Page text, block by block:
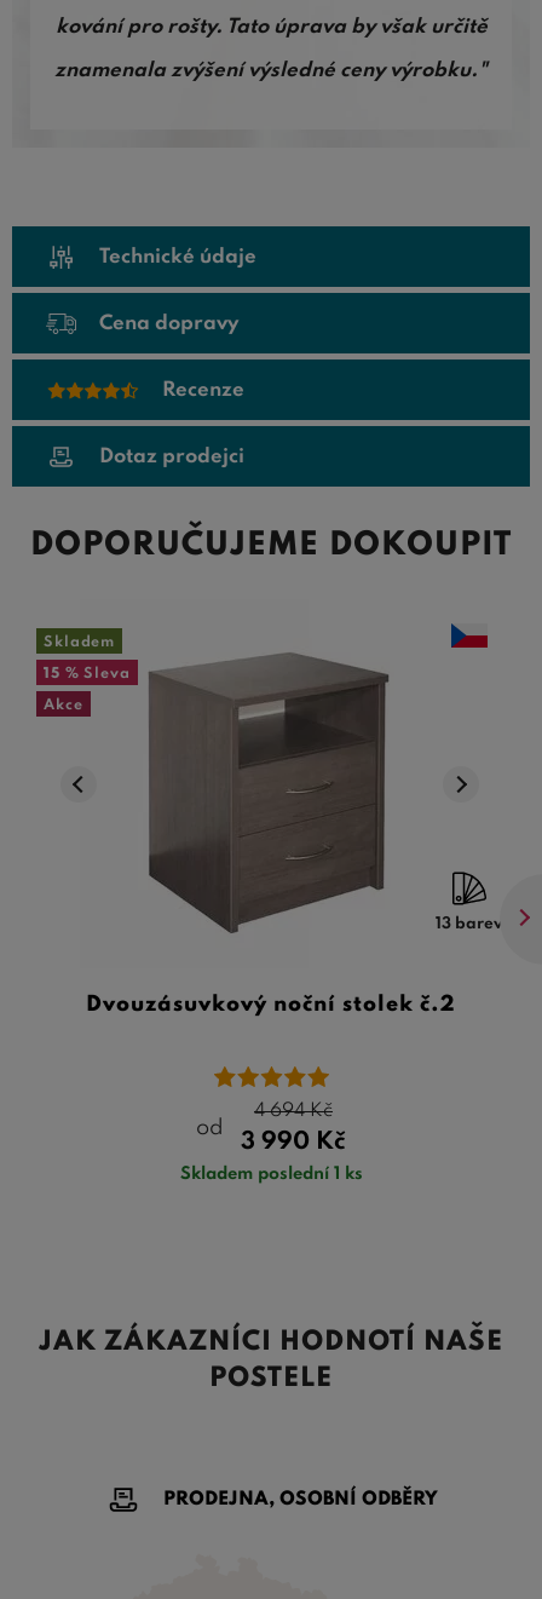
kování pro rošty. Tato úprava by však určitě
znamenala zvýšení výsledné ceny výrobku."
Technické údaje
Cena dopravy
Recenze
Dotaz prodejci
DOPORUČUJEME DOKOUPIT
Skladem
15 % Sleva
Akce
13 barev
Dvouzásuvkový noční stolek č.2
od
3 990 Kč
4 694Kč
Skladem poslední 1 ks
JAK ZÁKAZNÍCI HODNOTÍ NAŠE
POSTELE
PRODEJNA, OSOBNÍ ODBĚRY